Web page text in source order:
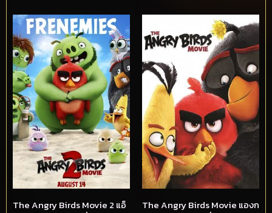
The Angry Birds Movie 2 แอ็
The Angry Birds Movie แองก